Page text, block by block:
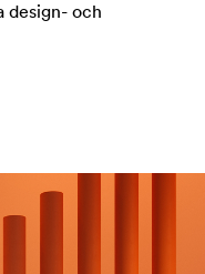
design- och